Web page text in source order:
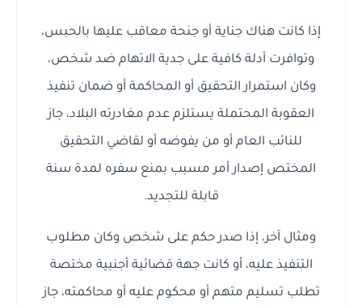
إذا كانت هناك جناية أو جنحة معاقب عليها بالحبس،
وتوافرت أدلة كافية على جدية الاتهام ضد شخص،
وكان استمرار التحقيق أو المحاكمة أو ضمان تنفيذ
العقوبة المحتملة يستلزم عدم مغادرته البلاد، جاز
للنائب العام أو من يفوضه أو لقاضي التحقيق
المختص إصدار أمر مسبب بمنع سفره لمدة سنة
قابلة للتجديد.
ومثال آخر، إذا صدر حكم على شخص وكان مطلوب
التنفيذ عليه، أو كانت جهة قضائية أجنبية مختصة
تطلب تسليم متهم أو محكوم عليه أو محاكمته، جاز